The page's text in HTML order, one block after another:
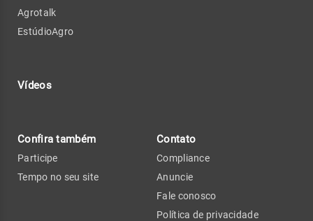
Agrotalk
EstúdioAgro
Vídeos
Confira também
Participe
Tempo no seu site
Contato
Compliance
Anuncie
Fale conosco
Política de privacidade